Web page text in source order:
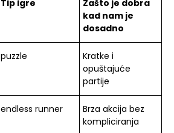
Tip igre
Zašto je dobra
kad nam je
dosadno
puzzle
Kratke i
opuštajuće
partije
endless runner
Brza akcija bez
kompliciranja